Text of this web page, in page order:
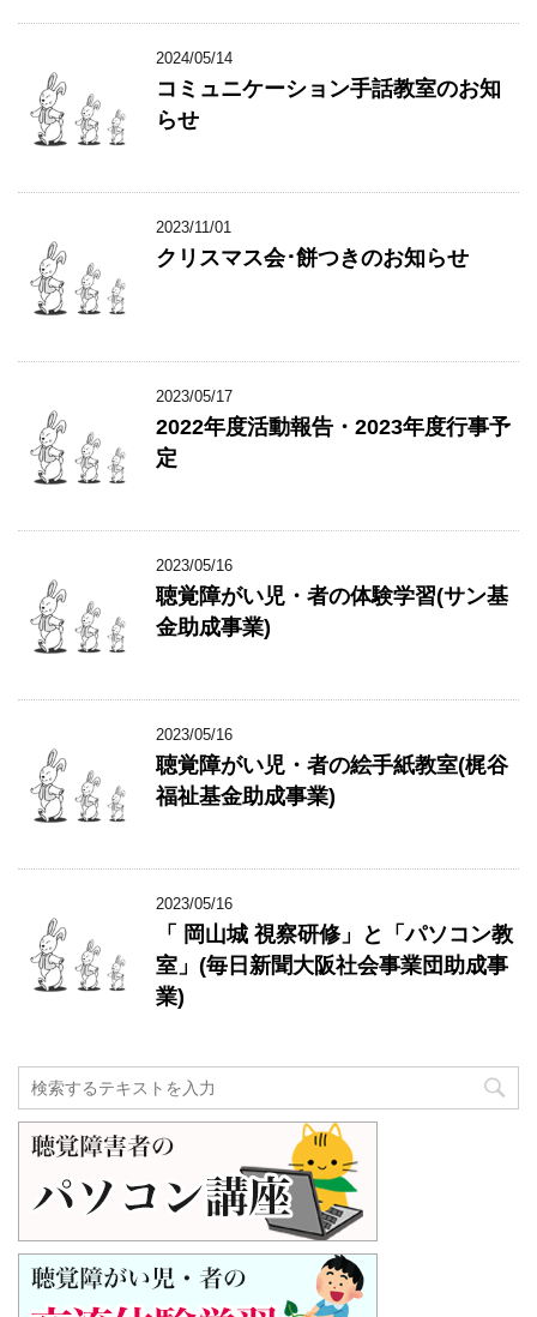
2024/05/14
コミュニケーション手話教室のお知
らせ
2023/11/01
クリスマス会･餅つきのお知らせ
2023/05/17
2022年度活動報告・2023年度行事予
定
2023/05/16
聴覚障がい児・者の体験学習(サン基
金助成事業)
2023/05/16
聴覚障がい児・者の絵手紙教室(梶谷
福祉基金助成事業)
2023/05/16
「 岡山城 視察研修」と「パソコン教
室」(毎日新聞大阪社会事業団助成事
業)